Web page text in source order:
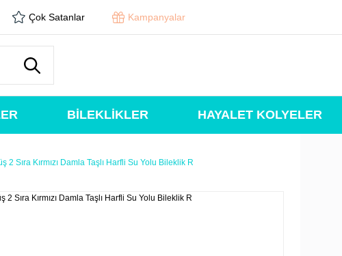
Çok Satanlar Kampanyalar
BİLEKLİKLER HAYALET KOLYELER
2 Sıra Kırmızı Damla Taşlı Harfli Su Yolu Bileklik R